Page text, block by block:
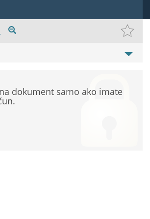
dokument samo ako imate